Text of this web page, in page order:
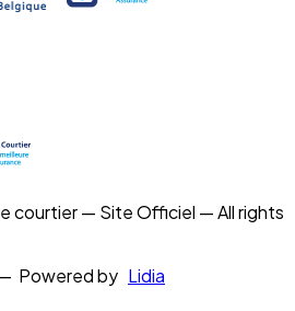
courtier — Site Officiel — All rights
Powered by Lidia